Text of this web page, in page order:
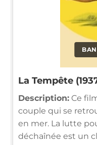
La Tempête
Description: Ce
couple qui se
en mer. La lutte
déchaînée est un